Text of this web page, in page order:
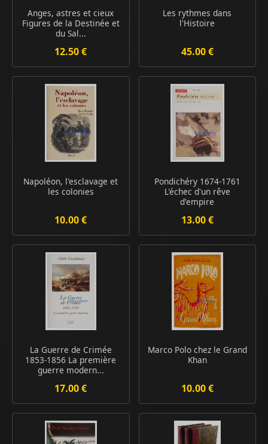
Anges, astres et cieux
Figures de la Destinée et
du Sal...
12.50 €
Les rythmes dans
l'Histoire
45.00 €
Napoléon, l'esclavage et
les colonies
10.00 €
Pondichéry 1674-1761
L'échec d'un rêve
d'empire
13.00 €
La Guerre de Crimée
1853-1856 La première
guerre modern...
17.00 €
Marco Polo chez le Grand
Khan
10.00 €